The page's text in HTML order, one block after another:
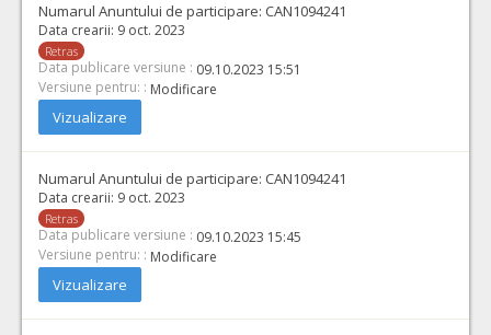
Numarul Anuntului de participare: CAN1094241
Data crearii: 9 oct. 2023
Retras
Data publicare versiune : 09.10.2023 15:51
Versiune pentru: : Modificare
Vizualizare
Numarul Anuntului de participare: CAN1094241
Data crearii: 9 oct. 2023
Retras
Data publicare versiune : 09.10.2023 15:45
Versiune pentru: : Modificare
Vizualizare